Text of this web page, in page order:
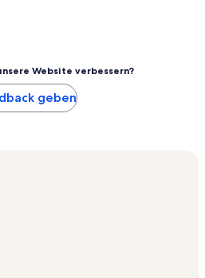
Website verbessern?
geben